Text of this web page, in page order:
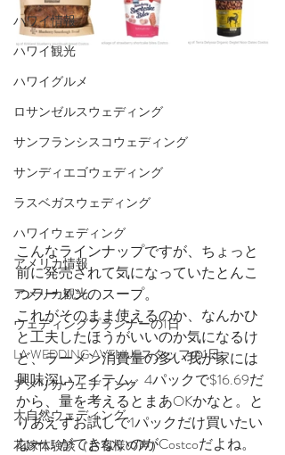
ハワイ情報
ハワイ観光
ハワイグルメ
ロサンゼルスウェディング
サンフランシスコウェディング
サンディエゴウェディング
ラスベガスウェディング
ハワイウェディング
アメリカ情報
アメリカ観光
ウェディングプランナーの1日
LA WEDDING AVENUEスタッフの1日
アメリカウェディング
大自然ウェディング
花嫁体験談（お客様の声）
こんなラインナップですが、ちょっと
前に発売されて気になっていたとんこ
つラーメンのスープ。
これがそのまま使えるのか、なんかひ
と工夫したほうがいいのか気になるけ
ど、ラーメン消費量の多い我が家には
興味深いアイテム。4パックで$16.69だ
から、量を考えるとまあOKかなと。と
りあえずお試しで1パックだけ買いたい
なー、ができないのがCostcoだよね。